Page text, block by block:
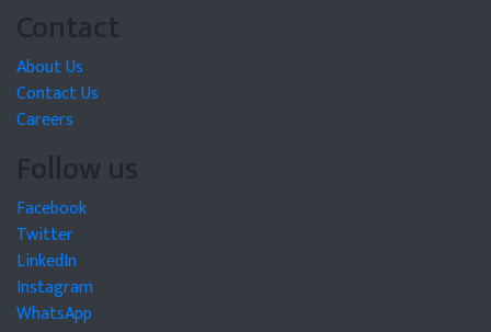
Contact
About Us
Contact Us
Careers
Follow us
Facebook
Twitter
LinkedIn
Instagram
WhatsApp